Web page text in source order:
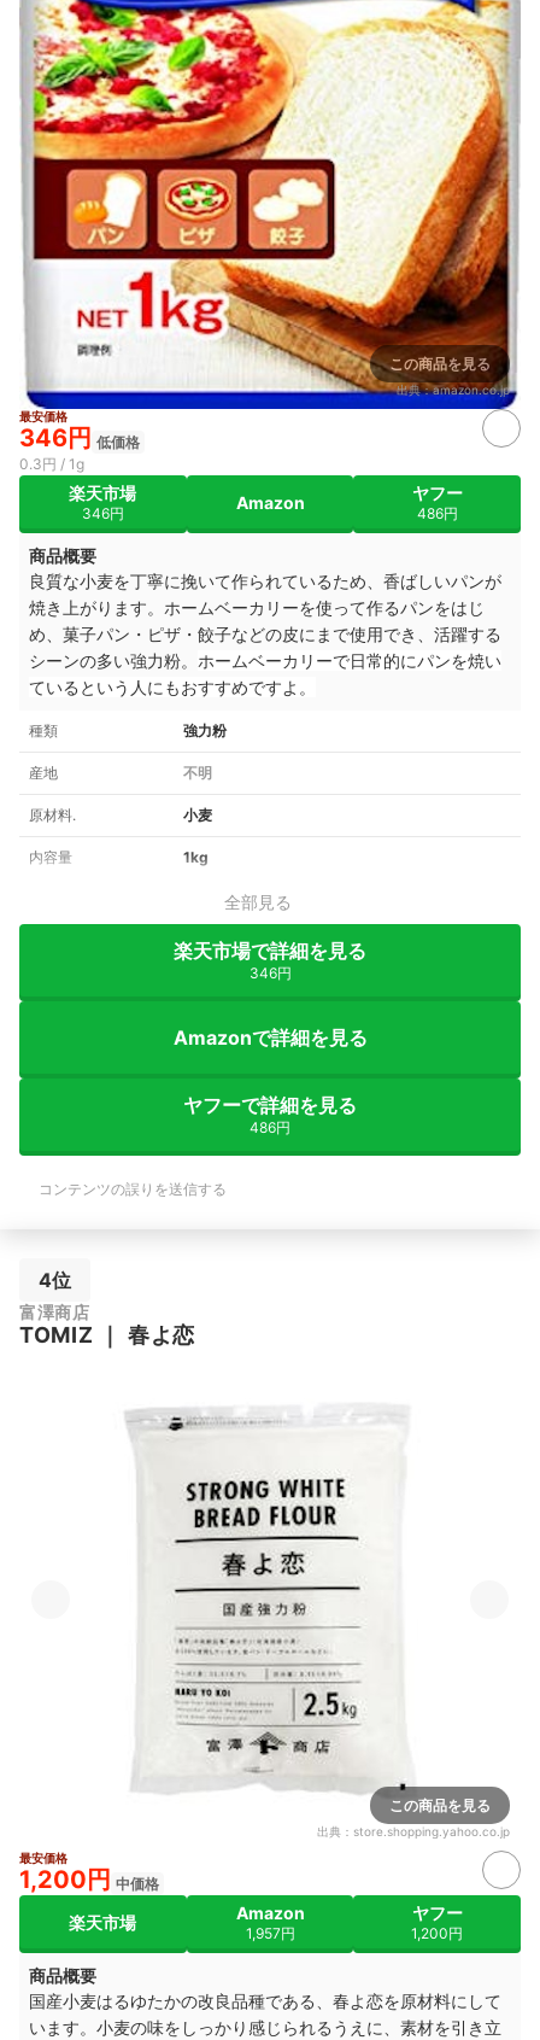
この商品を見る
出典：amazon.co.jp
最安価格
346円 低価格
0.3円 / 1g
楽天市場
346円
Amazon ヤフー
486円
商品概要
良質な小麦を丁寧に挽いて作られているため、香ばしいパンが
焼き上がります。ホームベーカリーを使って作るパンをはじ
め、菓子パン・ピザ・餃子などの皮にまで使用でき、活躍する
シーンの多い強力粉。 ホームベーカリーで日常的にパンを焼い
ているという人にもおすすめですよ 。
種類 強力粉
産地 不明
原材料. 小麦
内容量 1kg
全部見る
楽天市場で詳細を見る
346円
Amazonで詳細を見る
ヤフーで詳細を見る
486円
コンテンツの誤りを送信する
4位
富澤商店
TOMIZ 春よ恋
この商品を見る
出典： store.shopping.yahoo.co.jp
最安価格
1,200円 中価格
楽天市場 Amazon
1,957円
ヤフー
1,200円
商品概要
国産小麦はるゆたかの改良品種である、春よ恋を原材料にして
います。小麦の味をしっかり感じられるうえに、素材を引き立